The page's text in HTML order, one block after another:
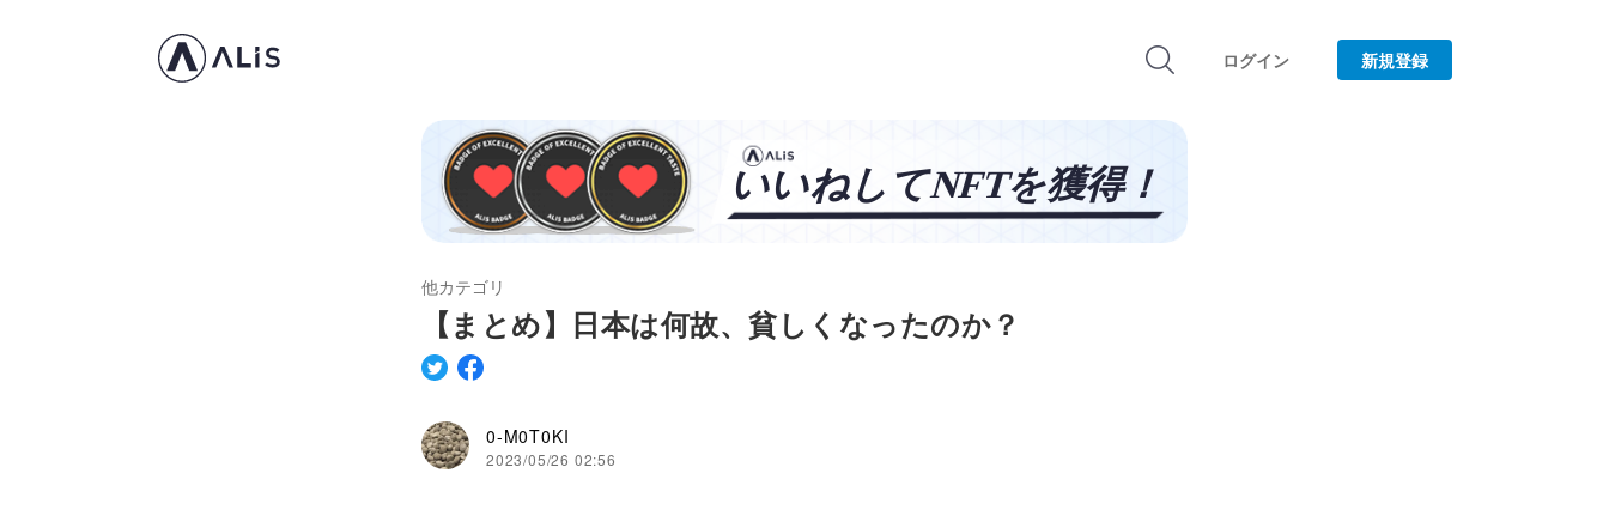
ログイン 新規登録
他カテゴリ
【まとめ】日本は何故、貧しくなったのか？
0-M0T0KI
2023/05/26 02:56